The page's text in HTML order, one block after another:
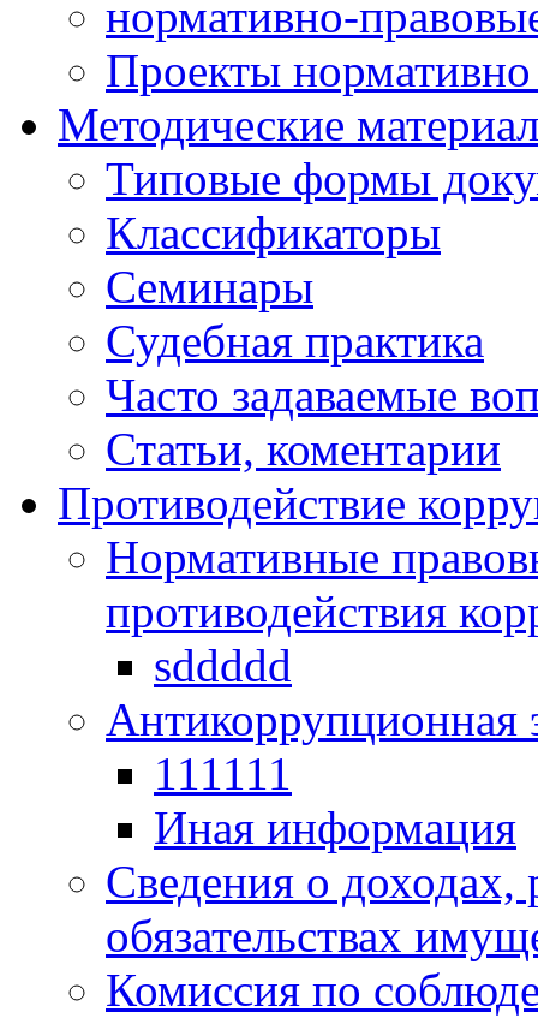
нормативно-
Проекты
Методические
Типовые формы
Классификаторы
Семинары
Судебная практика
Часто задаваемые
Статьи, коментарии
Противодействие
Нормативные
противодействия
sddddd
Антикоррупционная
111111
Иная информация
Сведения о доходах,
обязательствах
Комиссия по